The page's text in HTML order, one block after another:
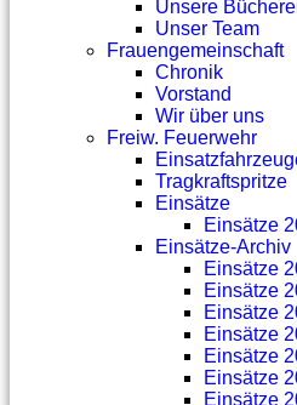
Unsere
Unser Team
Frauengemeinschaft
Chronik
Vorstand
Wir über uns
Freiw. Feuerwehr
Tragkraftspritze
Einsätze
Einsätze
Einsätze-Archiv
Einsätze
Einsätze
Einsätze
Einsätze
Einsätze
Einsätze
Einsätze